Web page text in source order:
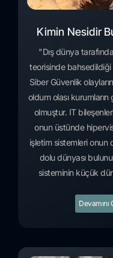
Kimin Nesidir
"Dış dünya
teorisinde
Siber Güvenlik
oldum olası
olmuştur. IT
onun üstünde
işletim sistemleri onun
dolu dünyası
sisteminin küçük
Devamını